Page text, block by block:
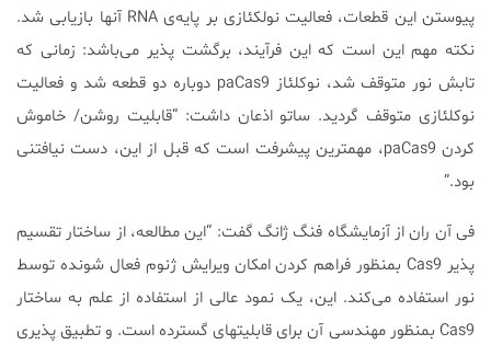
پیوستن این قطعات، فعالیت نولکئازی بر پایه‌ی RNA آنها بازیابی شد.
نکته مهم این است که این فرآیند، برگشت پذیر می‌باشد: زمانی که
تابش نور متوقف شد، نوکلئاز paCas9 دوباره دو قطعه شد و فعالیت
نوکلئازی متوقف گردید. ساتو اذعان داشت: “قابلیت روشن/ خاموش
کردن paCas9، مهمترین پیشرفت است که قبل از این، دست نیافتنی
بود.”
فی آن ران از آزمایشگاه فنگ ژانگ گفت: “این مطالعه، از ساختار تقسیم
پذیر Cas9 بمنظور فراهم کردن امکان ویرایش ژنوم فعال شونده توسط
نور استفاده می‌کند. این، یک نمود عالی از استفاده از علم به ساختار
Cas9 بمنظور مهندسی آن برای قابلیتهای گسترده است. و تطبیق پذیری